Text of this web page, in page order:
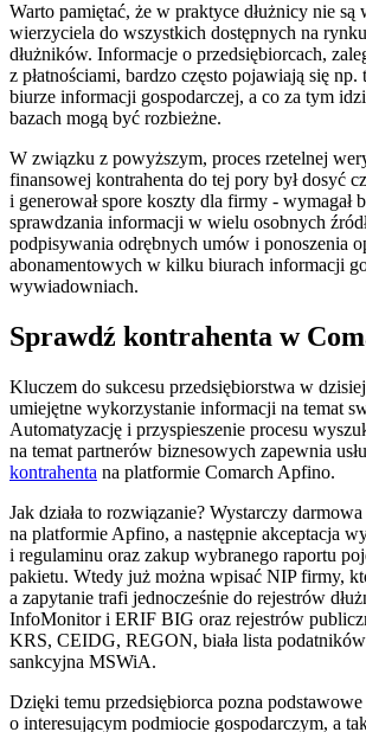
Warto pamiętać, że w praktyce dłużnicy nie są
wierzyciela do wszystkich dostępnych na
dłużników. Informacje o przedsiębiorcach,
z płatnościami, bardzo często pojawiają się
biurze informacji gospodarczej, a co za tym
bazach mogą być rozbieżne.
W związku z powyższym, proces rzetelnej
finansowej kontrahenta do tej pory był dosyć
i generował spore koszty dla firmy - wymagał
sprawdzania informacji w wielu osobnych
podpisywania odrębnych umów i ponoszenia
abonamentowych w kilku biurach informacji
wywiadowniach.
Sprawdź kontrahenta w
Kluczem do sukcesu przedsiębiorstwa w
umiejętne wykorzystanie informacji na temat
Automatyzację i przyspieszenie procesu
na temat partnerów biznesowych zapewnia
kontrahenta na platformie Comarch Apfino.
Jak działa to rozwiązanie? Wystarczy darmowa
na platformie Apfino, a następnie akceptacja
i regulaminu oraz zakup wybranego raportu
pakietu. Wtedy już można wpisać NIP firmy,
a zapytanie trafi jednocześnie do rejestrów
InfoMonitor i ERIF BIG oraz rejestrów
KRS, CEIDG, REGON, biała lista
sankcyjna MSWiA.
Dzięki temu przedsiębiorca pozna
o interesującym podmiocie gospodarczym, a